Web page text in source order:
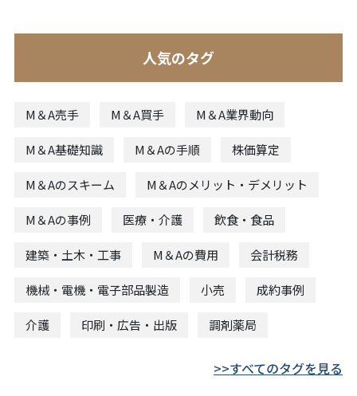
人気のタグ
M＆A売手 M＆A買手 M＆A業界動向
M＆A基礎知識 M＆Aの手順 株価算定
M＆Aのスキーム M＆Aのメリット・デメリット
M＆Aの事例 医療・介護 飲食・食品
建築・土木・工事 M＆Aの費用 会計税務
機械・電機・電子部品製造 小売 成約事例
介護 印刷・広告・出版 調剤薬局
すべてのタグを見る